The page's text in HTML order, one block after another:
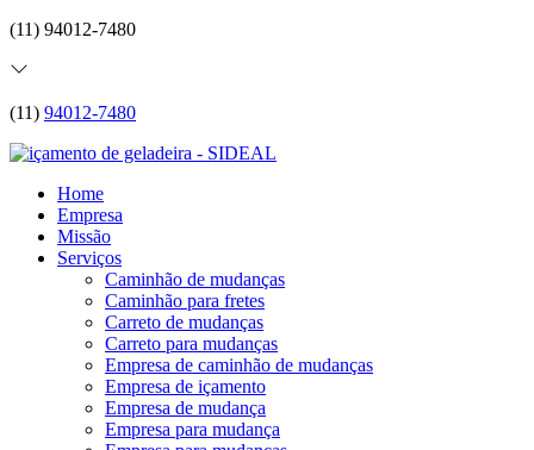
(11) 94012-7480
(11) 94012-7480
Home
Empresa
Missão
Serviços
Caminhão de mudanças
Caminhão para fretes
Carreto de mudanças
Carreto para mudanças
Empresa de caminhão de mudanças
Empresa de içamento
Empresa de mudança
Empresa para mudança